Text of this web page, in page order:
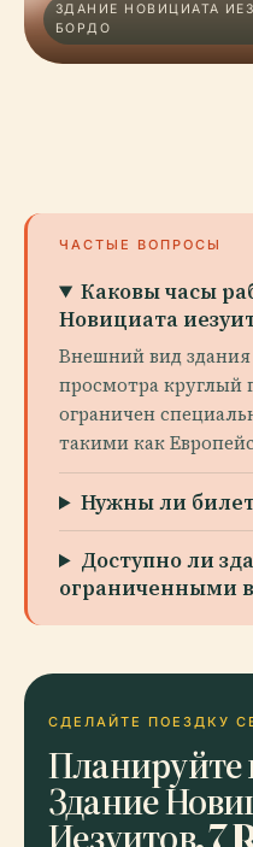
ЗДАНИЕ НОВИЦИАТА
БОРДО
ЧАСТЫЕ ВОПРОСЫ
Каковы часы
Новициата
Внешний вид
просмотра круглый
ограничен
такими как
Нужны ли
Доступно ли
ограниченными
СДЕЛАЙТЕ ПОЕЗДКУ
Планируйте
Здание
Иезуитов, 7